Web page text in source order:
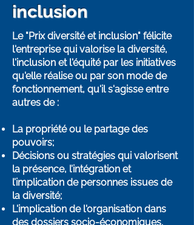
inclusion
Le "Prix diversité et inclusion" félicite
l'entreprise qui valorise la diversité,
l'inclusion et l'équité par les initiatives
qu'elle réalise ou par son mode de
fonctionnement, qu'il s'agisse entre
autres de :
La propriété ou le partage des
pouvoirs;
Décisions ou stratégies qui valorisent
la présence, l’intégration et
l’implication de personnes issues de
la diversité;
L'implication de l'organisation dans
des dossiers socio-économiques.